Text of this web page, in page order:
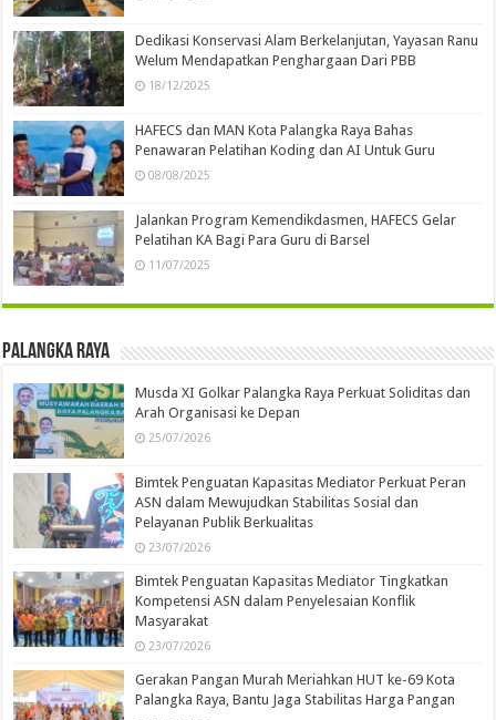
Dedikasi Konservasi Alam Berkelanjutan, Yayasan Ranu
Welum Mendapatkan Penghargaan Dari PBB
18/12/2025
HAFECS dan MAN Kota Palangka Raya Bahas
Penawaran Pelatihan Koding dan AI Untuk Guru
08/08/2025
Jalankan Program Kemendikdasmen, HAFECS Gelar
Pelatihan KA Bagi Para Guru di Barsel
11/07/2025
Palangka Raya
Musda XI Golkar Palangka Raya Perkuat Soliditas dan
Arah Organisasi ke Depan
25/07/2026
Bimtek Penguatan Kapasitas Mediator Perkuat Peran
ASN dalam Mewujudkan Stabilitas Sosial dan
Pelayanan Publik Berkualitas
23/07/2026
Bimtek Penguatan Kapasitas Mediator Tingkatkan
Kompetensi ASN dalam Penyelesaian Konflik
Masyarakat
23/07/2026
Gerakan Pangan Murah Meriahkan HUT ke-69 Kota
Palangka Raya, Bantu Jaga Stabilitas Harga Pangan